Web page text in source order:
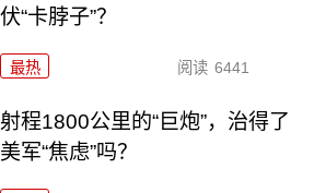
伏“卡脖子”？
最热 阅读 6441
射程1800公里的“巨炮”，治得了
美军“焦虑”吗？